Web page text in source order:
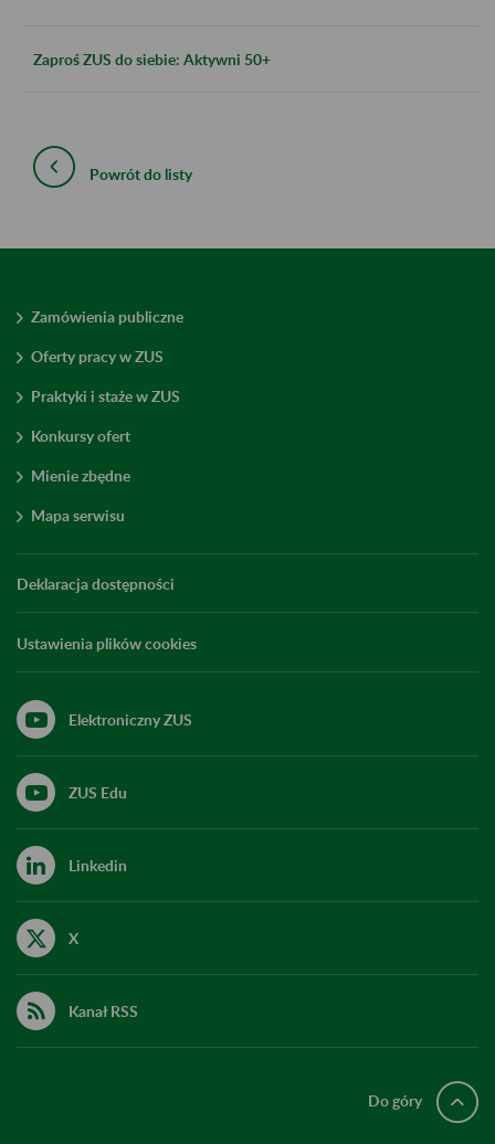
Zaproś ZUS do siebie: Aktywni 50+
Powrót do listy
Zamówienia publiczne
Oferty pracy w ZUS
Praktyki i staże w ZUS
Konkursy ofert
Mienie zbędne
Mapa serwisu
Deklaracja dostępności
Ustawienia plików cookies
Elektroniczny ZUS
ZUS Edu
Linkedin
X
Kanał RSS
Do góry